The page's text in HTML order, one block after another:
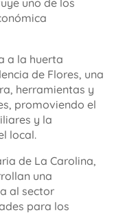
uno de los
a la huerta
de Flores, una
herramientas y
promoviendo el
y la
local.
de La Carolina,
una
al sector
para los